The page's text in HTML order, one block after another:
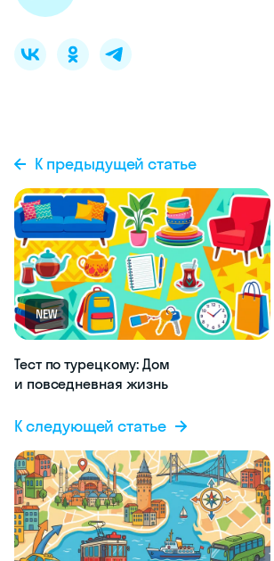
К предыдущей статье
NEW
Тест по турецкому: Дом
и повседневная жизнь
К следующей статье